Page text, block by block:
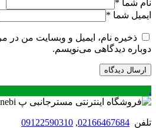
نام شما *
ایمیل شما *
ذخیره نام، ایمیل و وبسایت من در
دوباره دیدگاهی می‌نویسم.
.
تلفن 02166467684
,
09122590310